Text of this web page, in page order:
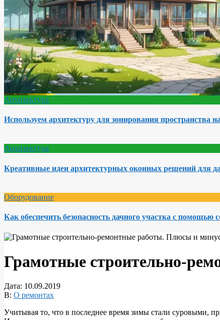
Архитектура
Используем архитектуру для зонирования пространства
Архитектура
Креативные идеи архитектурных оконных решений для
Оборудование
Как обеспечить безопасность дачного участка с помощью
Грамотные строительно-
Дата: 10.09.2019
В: О ремонтах
Учитывая то, что в последнее время зимы стали суровыми,